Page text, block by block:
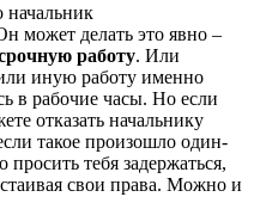
начальник
может делать это явно –
работу. Или
иную работу именно
в рабочие часы. Но если
отказать начальнику
такое произошло один-
тебя задержаться,
свои права. Можно и